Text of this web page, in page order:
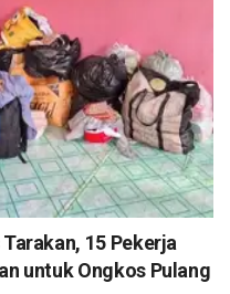
15 Pekerja
untuk Ongkos Pulang